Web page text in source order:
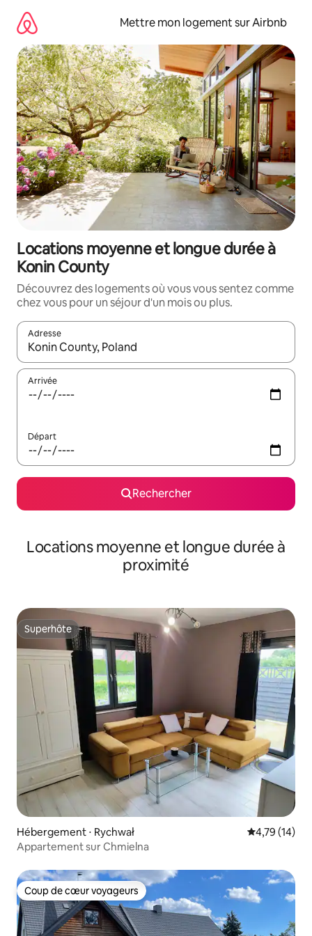
directement
contenu
Mettre mon logement sur Airbnb
Locations moyenne et longue durée à
Konin County
Découvrez des logements où vous vous sentez comme
chez vous pour un séjour d'un mois ou plus.
Adresse
Lorsque les résultats s'affichent, utilisez les flèches vers le
Arrivée
Départ
Rechercher
Locations moyenne et longue durée à
proximité
Superhôte
Superhôte
Hébergement ⋅ Rychwał Évaluation
4,79 (14)
Appartement sur Chmielna
Coup de cœur voyageurs
Coup de cœur voyageurs